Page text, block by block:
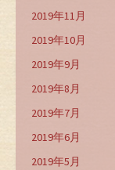
2019年11月
2019年10月
2019年9月
2019年8月
2019年7月
2019年6月
2019年5月